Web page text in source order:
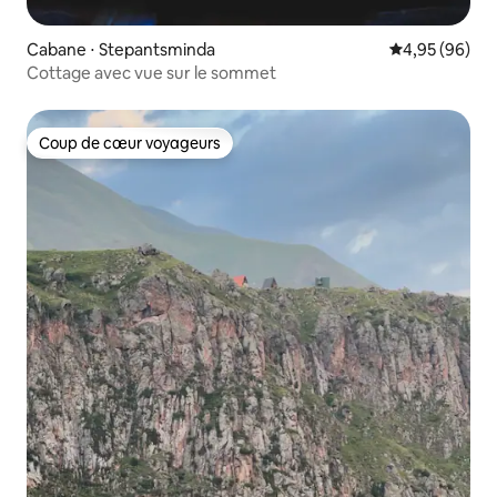
Cabane ⋅ Stepantsminda Évaluation
4,95 (96)
Cottage avec vue sur le sommet
Coup de cœur voyageurs
Coup de cœur voyageurs